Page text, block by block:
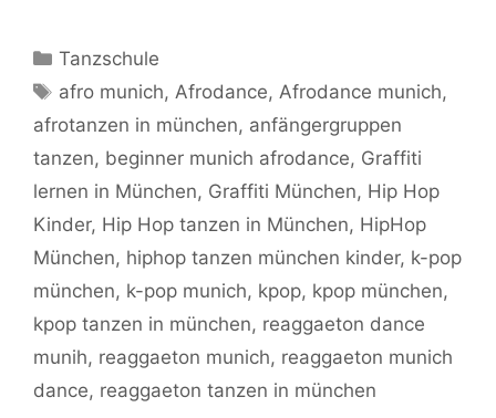
Kategorien
Tanzschule
Schlagwörter
afro munich,Afrodance,Afrodance munich,
afrotanzen in münchen, anfängergruppen
tanzen, beginner munich afrodance, Graffiti
lernen in München, Graffiti München, Hip Hop
Kinder, Hip Hop tanzen in München, HipHop
München, hiphop tanzen münchen kinder, k-pop
münchen, k-pop munich, kpop, kpop münchen,
kpop tanzen in münchen, reaggaeton dance
munih, reaggaeton munich, reaggaeton munich
dance, reaggaeton tanzen in münchen